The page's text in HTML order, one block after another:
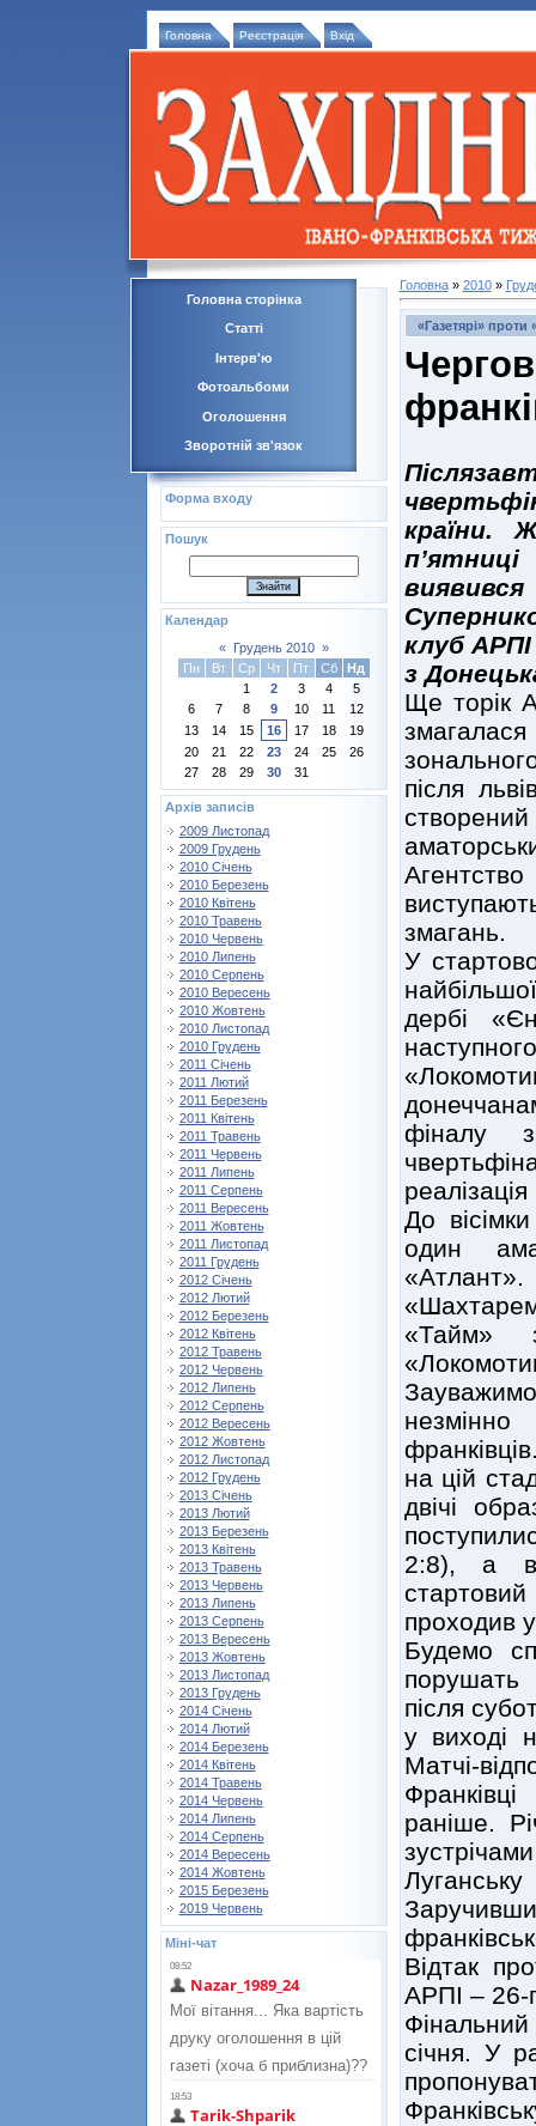
Головна Реєстрація Вхід
Головна сторінка
Статті
Інтерв'ю
Фотоальбоми
Оголошення
Зворотній зв'язок
Форма входу
Пошук
Календар
«
Грудень 2010 »
Пн
Вт Ср Чт Пт Сб
Нд
1
2 3 4
5
6
7 8 9 10 11
12
13
14 15 16 17 18
19
20
21 22 23 24 25
26
27
28 29 30 31
Архів записів
2009 Листопад
2009 Грудень
2010 Січень
2010 Березень
2010 Квітень
2010 Травень
2010 Червень
2010 Липень
2010 Серпень
2010 Вересень
2010 Жовтень
2010 Листопад
2010 Грудень
2011 Січень
2011 Лютий
2011 Березень
2011 Квітень
2011 Травень
2011 Червень
2011 Липень
2011 Серпень
2011 Вересень
2011 Жовтень
2011 Листопад
2011 Грудень
2012 Січень
2012 Лютий
2012 Березень
2012 Квітень
2012 Травень
2012 Червень
2012 Липень
2012 Серпень
2012 Вересень
2012 Жовтень
2012 Листопад
2012 Грудень
2013 Січень
2013 Лютий
2013 Березень
2013 Квітень
2013 Травень
2013 Червень
2013 Липень
2013 Серпень
2013 Вересень
2013 Жовтень
2013 Листопад
2013 Грудень
2014 Січень
2014 Лютий
2014 Березень
2014 Квітень
2014 Травень
2014 Червень
2014 Липень
2014 Серпень
2014 Вересень
2014 Жовтень
2015 Березень
2019 Червень
Міні-чат
Головна» 2010 »
«Газетярі» проти
країни.
клуб АРПІ
з
Ще торік
після
змагань.
У
дербі
фіналу
До
один
«Тайм»
на цій
двічі
2:8), а в
проходив
Будемо
порушать
після
у виході
Матчі-
раніше.
Відтак
АРПІ – 26-
січня. У